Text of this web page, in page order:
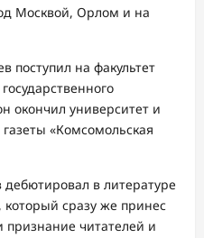
Москвой, Орлом и на
поступил на факультет
окончил университет и
«Комсомольская
дебютировал в литературе
сразу же принес
читателей и